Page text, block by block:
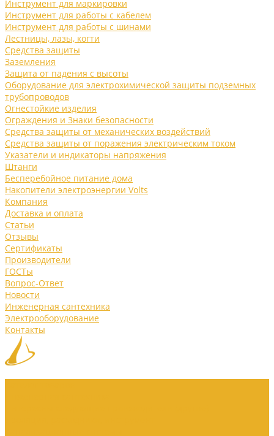
Инструмент для маркировки
Инструмент для работы с кабелем
Инструмент для работы с шинами
Лестницы, лазы, когти
Средства защиты
Заземления
Защита от падения с высоты
Оборудование для электрохимической защиты подземных
трубопроводов
Огнестойкие изделия
Ограждения и Знаки безопасности
Средства защиты от механических воздействий
Средства защиты от поражения электрическим током
Указатели и индикаторы напряжения
Штанги
Бесперебойное питание дома
Накопители электроэнергии Volts
Компания
Доставка и оплата
Статьи
Отзывы
Сертификаты
Производители
ГОСТы
Вопрос-Ответ
Новости
Инженерная сантехника
Электрооборудование
Контакты